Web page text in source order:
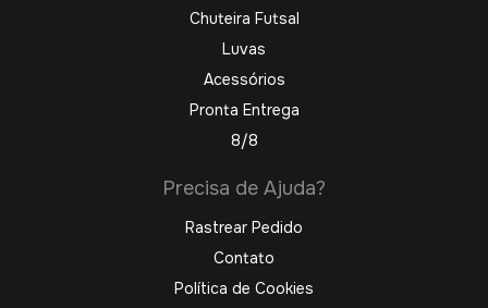
Chuteira Futsal
Luvas
Acessórios
Pronta Entrega
8/8
Precisa de Ajuda?
Rastrear Pedido
Contato
Política de Cookies